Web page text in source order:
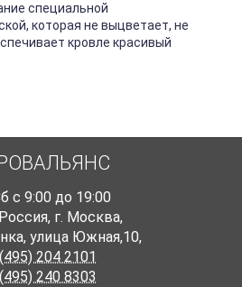
специальной
которая не выцветает, не
кровле красивый
с 9:00 до 19:00
Россия, г. Москва,
улица Южная,10,
204 2101
240 8303